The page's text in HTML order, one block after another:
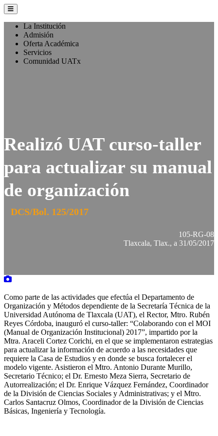
La Institución
Admisión
Oferta Académica
Servicios
Comunidad UATx
Realizó UAT curso-taller
para actualizar su manual
de organización
DCS/Bol. 125/2017
105-RG-08
Tlaxcala, Tlax., a 31/05/2017
Como parte de las actividades que efectúa el Departamento de
Organización y Métodos dependiente de la Secretaría Técnica de la
Universidad Autónoma de Tlaxcala (UAT), el Rector, Mtro. Rubén
Reyes Córdoba, inauguró el curso-taller: “Colaborando con el MOI
(Manual de Organización Institucional) 2017”, impartido por la
Mtra. Araceli Cortez Corichi, en el que se implementaron estrategias
para actualizar la información de acuerdo a las necesidades que
requiere la Casa de Estudios y en donde se busca fortalecer el
modelo vigente. Asistieron el Mtro. Antonio Durante Murillo,
Secretario Técnico; el Dr. Ernesto Meza Sierra, Secretario de
Autorrealización; el Dr. Enrique Vázquez Fernández, Coordinador
de la División de Ciencias Sociales y Administrativas; y el Mtro.
Carlos Santacruz Olmos, Coordinador de la División de Ciencias
Básicas, Ingeniería y Tecnología.